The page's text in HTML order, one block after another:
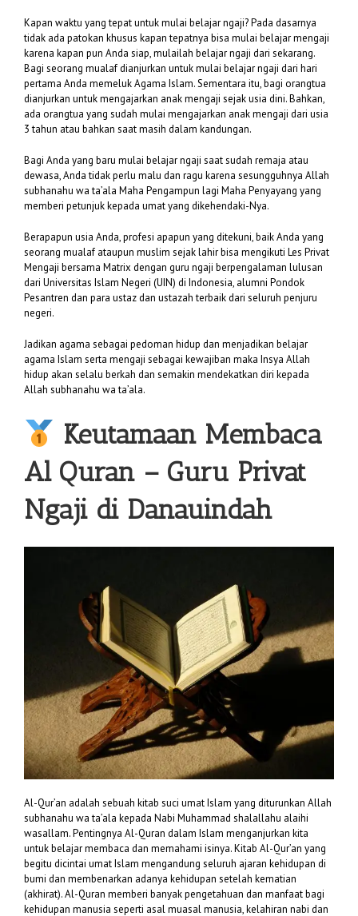
Kapan waktu yang tepat untuk mulai belajar ngaji? Pada dasarnya
tidak ada patokan khusus kapan tepatnya bisa mulai belajar mengaji
karena kapan pun Anda siap, mulailah belajar ngaji dari sekarang.
Bagi seorang mualaf dianjurkan untuk mulai belajar ngaji dari hari
pertama Anda memeluk Agama Islam. Sementara itu, bagi orangtua
dianjurkan untuk mengajarkan anak mengaji sejak usia dini. Bahkan,
ada orangtua yang sudah mulai mengajarkan anak mengaji dari usia
3 tahun atau bahkan saat masih dalam kandungan.
Bagi Anda yang baru mulai belajar ngaji saat sudah remaja atau
dewasa, Anda tidak perlu malu dan ragu karena sesungguhnya Allah
subhanahu wa ta’ala Maha Pengampun lagi Maha Penyayang yang
memberi petunjuk kepada umat yang dikehendaki-Nya.
Berapapun usia Anda, profesi apapun yang ditekuni, baik Anda yang
seorang mualaf ataupun muslim sejak lahir bisa mengikuti Les Privat
Mengaji bersama Matrix dengan guru ngaji berpengalaman lulusan
dari Universitas Islam Negeri (UIN) di Indonesia, alumni Pondok
Pesantren dan para ustaz dan ustazah terbaik dari seluruh penjuru
negeri.
Jadikan agama sebagai pedoman hidup dan menjadikan belajar
agama Islam serta mengaji sebagai kewajiban maka Insya Allah
hidup akan selalu berkah dan semakin mendekatkan diri kepada
Allah subhanahu wa ta’ala.
Keutamaan Membaca
Al Quran – Guru Privat
Ngaji di Danauindah
Al-Qur’an adalah sebuah kitab suci umat Islam yang diturunkan Allah
subhanahu wa ta’ala kepada Nabi Muhammad shalallahu alaihi
wasallam. Pentingnya Al-Quran dalam Islam menganjurkan kita
untuk belajar membaca dan memahami isinya. Kitab Al-Qur’an yang
begitu dicintai umat Islam mengandung seluruh ajaran kehidupan di
bumi dan membenarkan adanya kehidupan setelah kematian
(akhirat). Al-Quran memberi banyak pengetahuan dan manfaat bagi
kehidupan manusia seperti asal muasal manusia, kelahiran nabi dan